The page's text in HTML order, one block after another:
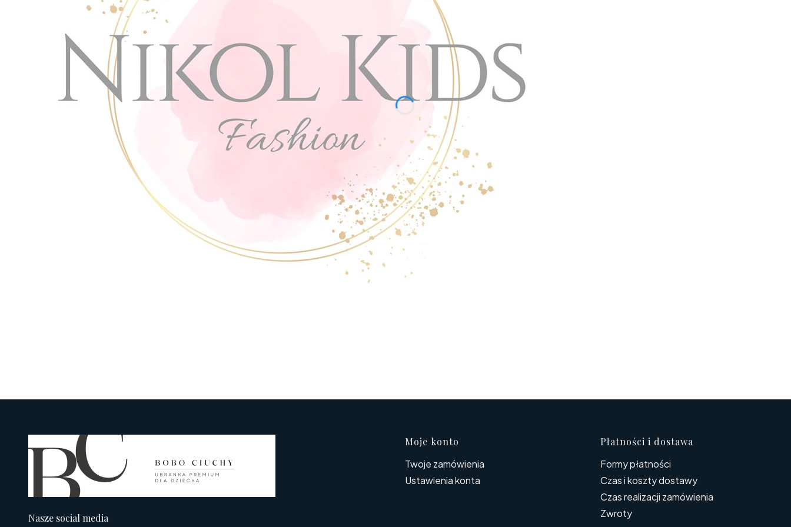
Nasze social media
Linki w stopce
Moje konto
Twoje zamówienia
Ustawienia konta
Płatności i dostawa
Formy płatności
Czas i koszty dostawy
Czas realizacji zamówienia
Zwroty